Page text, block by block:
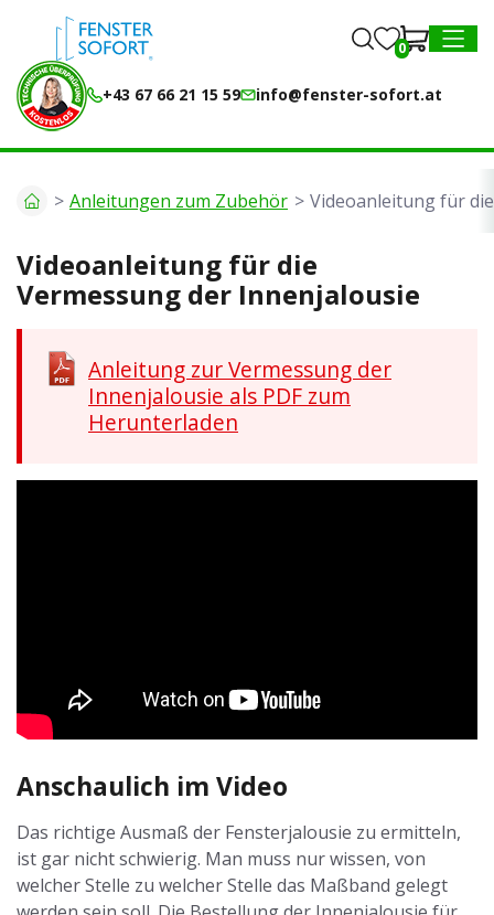
MENU
+43 67 66 21 15 59 info@fenster-sofort.at
0
Anleitungen zum Zubehör Videoanleitung für
Videoanleitung für die
Vermessung der Innenjalousie
Anleitung zur Vermessung der
Innenjalousie als PDF zum
Herunterladen
Anschaulich im Video
Das richtige Ausmaß der Fensterjalousie zu ermitteln,
ist gar nicht schwierig. Man muss nur wissen, von
welcher Stelle zu welcher Stelle das Maßband gelegt